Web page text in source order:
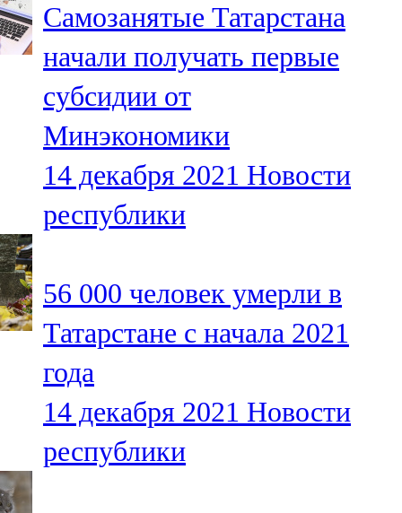
106,1 FM
Кама тамагы
71,51 FM
Кукмара
107,9 FM
Лениногорский
Мамадыш
106,2 FM
Минзәлә
107,3 FM
Мөслим
Самозанятые Татарстана
начали получать первые
субсидии от
Минэкономики
14 декабря 2021 Новости
республики
56 000 человек умерли в
Татарстане c начала 2021
года
14 декабря 2021 Новости
республики